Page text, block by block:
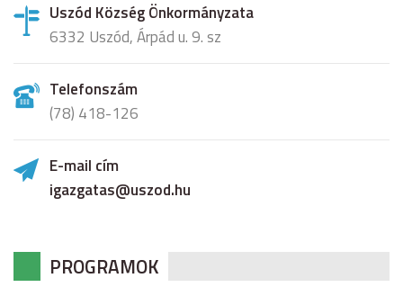
Uszód Község Önkormányzata
6332 Uszód, Árpád u. 9. sz
Telefonszám
(78) 418-126
E-mail cím
igazgatas@uszod.hu
PROGRAMOK